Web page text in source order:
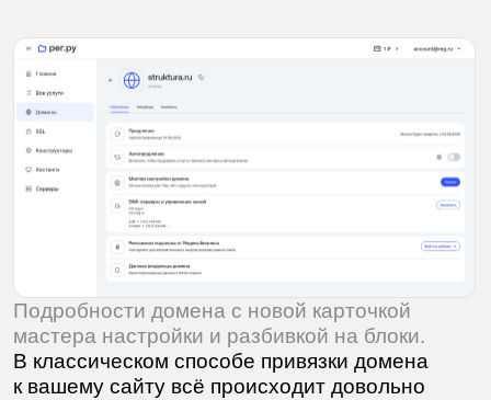
Страница управления зонами.
Здесь также появилась карточки мастера,
домен к своему сайту. А в строке записей
теперь можно приостановить их работу,
без удаления записи.